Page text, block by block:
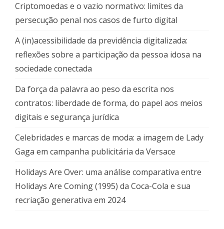
Criptomoedas e o vazio normativo: limites da
persecução penal nos casos de furto digital
A (in)acessibilidade da previdência digitalizada:
reflexões sobre a participação da pessoa idosa na
sociedade conectada
Da força da palavra ao peso da escrita nos
contratos: liberdade de forma, do papel aos meios
digitais e segurança jurídica
Celebridades e marcas de moda: a imagem de Lady
Gaga em campanha publicitária da Versace
Holidays Are Over: uma análise comparativa entre
Holidays Are Coming (1995) da Coca-Cola e sua
recriação generativa em 2024